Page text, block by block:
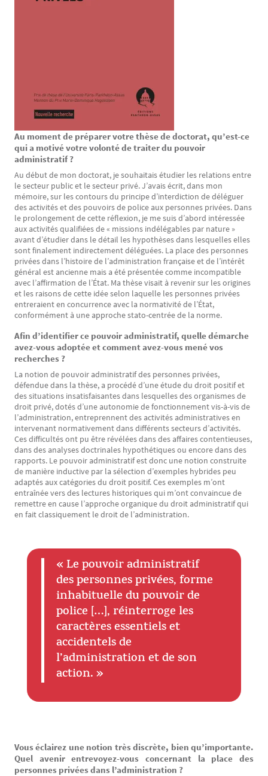
Texte
Au moment de préparer votre thèse de doctorat, qu’est-ce
qui a motivé votre volonté de traiter du pouvoir
administratif ?
Au début de mon doctorat, je souhaitais étudier les relations entre
le secteur public et le secteur privé. J’avais écrit, dans mon
mémoire, sur les contours du principe d’interdiction de déléguer
des activités et des pouvoirs de police aux personnes privées. Dans
le prolongement de cette réflexion, je me suis d’abord intéressée
aux activités qualifiées de « missions indélégables par nature »
avant d’étudier dans le détail les hypothèses dans lesquelles elles
sont finalement indirectement déléguées. La place des personnes
privées dans l’histoire de l’administration française et de l’intérêt
général est ancienne mais a été présentée comme incompatible
avec l’affirmation de l’État. Ma thèse visait à revenir sur les origines
et les raisons de cette idée selon laquelle les personnes privées
entreraient en concurrence avec la normativité de l’État,
conformément à une approche stato-centrée de la norme.
Afin d’identifier ce pouvoir administratif, quelle démarche
avez-vous adoptée et comment avez-vous mené vos
recherches ?
La notion de pouvoir administratif des personnes privées,
défendue dans la thèse, a procédé d’une étude du droit positif et
des situations insatisfaisantes dans lesquelles des organismes de
droit privé, dotés d’une autonomie de fonctionnement vis-à-vis de
l’administration, entreprennent des activités administratives en
intervenant normativement dans différents secteurs d’activités.
Ces difficultés ont pu être révélées dans des affaires contentieuses,
dans des analyses doctrinales hypothétiques ou encore dans des
rapports. Le pouvoir administratif est donc une notion construite
de manière inductive par la sélection d’exemples hybrides peu
adaptés aux catégories du droit positif. Ces exemples m’ont
entraînée vers des lectures historiques qui m’ont convaincue de
remettre en cause l’approche organique du droit administratif qui
en fait classiquement le droit de l’administration.
Texte
« Le pouvoir administratif
des personnes privées, forme
inhabituelle du pouvoir de
police […], réinterroge les
caractères essentiels et
accidentels de
l’administration et de son
action. »
Vous éclairez une notion très discrète, bien qu’importante.
Quel avenir entrevoyez-vous concernant la place des
personnes privées dans l’administration ?